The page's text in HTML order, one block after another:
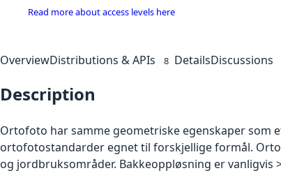
Read more about access levels here
OverviewDistributions & APIs 8 DetailsDiscussions
Description
Ortofoto har samme geometriske egenskaper som
ortofotostandarder egnet til forskjellige formål.
og jordbruksområder. Bakkeoppløsning er vanligvis